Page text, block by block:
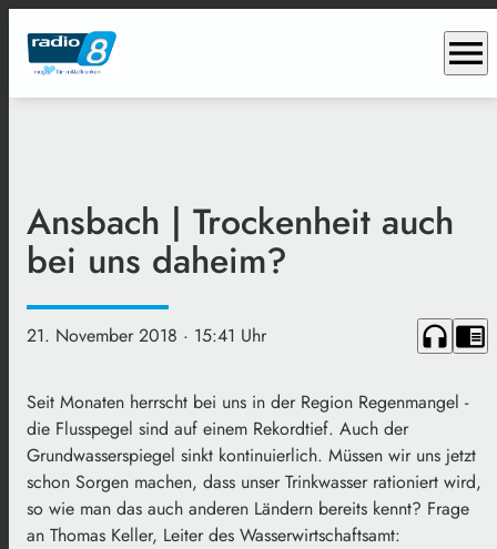
menu
Ansbach | Trockenheit auch
bei uns daheim?
21. November 2018 · 15:41 Uhr headphones chrome_reader_mode
Seit Monaten herrscht bei uns in der Region Regenmangel -
die Flusspegel sind auf einem Rekordtief. Auch der
Grundwasserspiegel sinkt kontinuierlich. Müssen wir uns jetzt
schon Sorgen machen, dass unser Trinkwasser rationiert wird,
so wie man das auch anderen Ländern bereits kennt? Frage
an Thomas Keller, Leiter des Wasserwirtschaftsamt: